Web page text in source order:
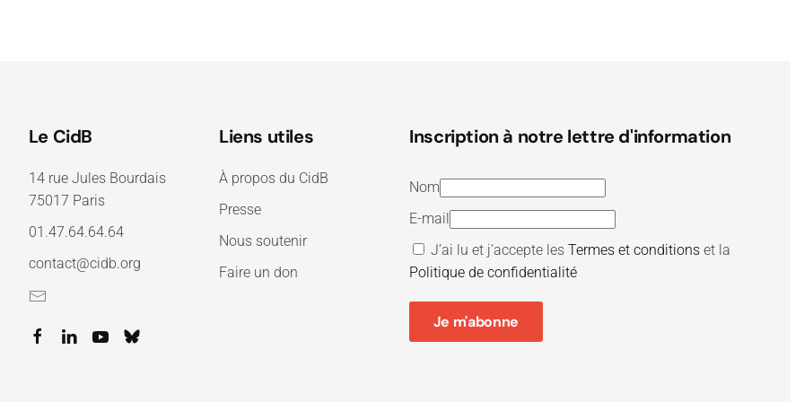
Le CidB
14 rue Jules Bourdais
75017 Paris
01.47.64.64.64
contact@cidb.org
Liens utiles
À propos du CidB
Presse
Nous soutenir
Faire un don
Inscription à notre lettre d'information
Nom
E-mail
J’ai lu et j’accepte lesTermes et conditions et la
Politique de confidentialité
Je m'abonne